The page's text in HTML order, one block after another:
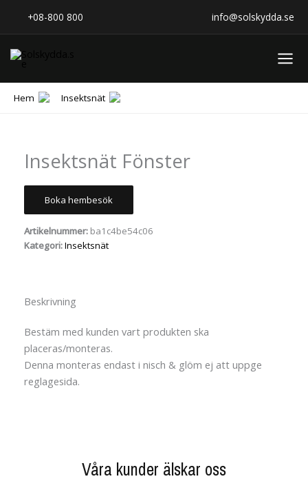
+08-800 800 info@solskydda.se
Hem Insektsnät
Insektsnät Fönster
Boka hembesök
Artikelnummer: ba1c4be54c06
Kategori:Insektsnät
Beskrivning
Bestäm med kunden vart produkten ska
placeras/monteras.
Denna monteras endast i nisch & glöm ej att uppge
reglagesida.
Våra kunder älskar oss